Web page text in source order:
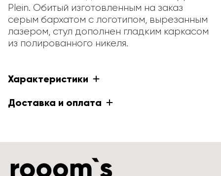
Plein. Обитый изготовленным на заказ
серым бархатом с логотипом, вырезанным
лазером, стул дополнен гладким каркасом
из полированного никеля.
Характеристики
Доставка и оплата